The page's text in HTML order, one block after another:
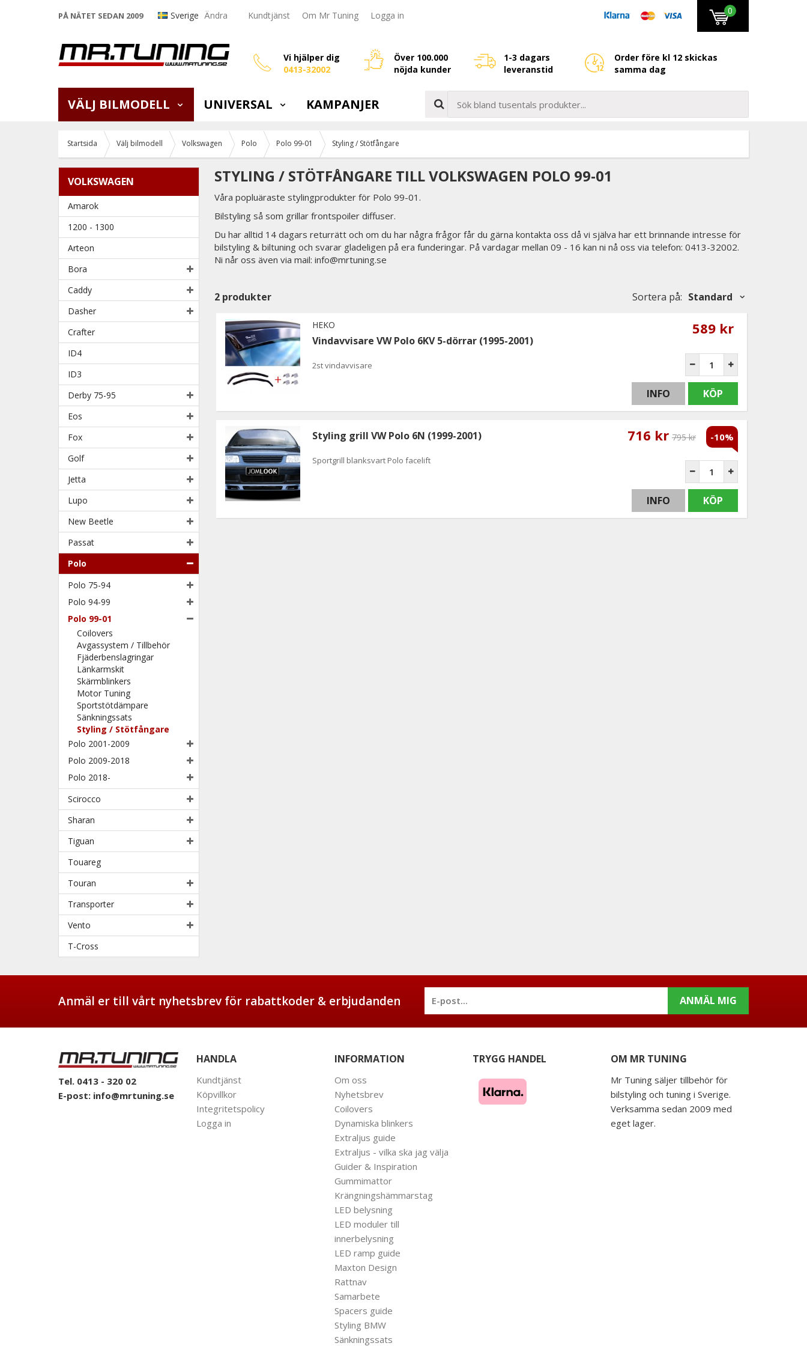
PÅ NÄTET SEDAN 2009 Sverige Ändra Kundtjänst Om Mr Tuning Logga in 0
Vi hjälper dig
0413-32002
Över 100.000
nöjda kunder
1-3 dagars
leveranstid
Order före kl 12 skickas
samma dag
VÄLJ BILMODELL UNIVERSAL KAMPANJER
Startsida Välj bilmodell Volkswagen Polo Polo 99-01 Styling / Stötfångare
VOLKSWAGEN
Amarok
1200 - 1300
Arteon
Bora
Caddy
Dasher
Crafter
ID4
ID3
Derby 75-95
Eos
Fox
Golf
Jetta
Lupo
New Beetle
Passat
Polo
Polo 75-94
Polo 94-99
Polo 99-01
Coilovers
Avgassystem / Tillbehör
Fjäderbenslagringar
Länkarmskit
Skärmblinkers
Motor Tuning
Sportstötdämpare
Sänkningssats
Styling / Stötfångare
Polo 2001-2009
Polo 2009-2018
Polo 2018-
Scirocco
Sharan
Tiguan
Touareg
Touran
Transporter
Vento
T-Cross
STYLING / STÖTFÅNGARE TILL VOLKSWAGEN POLO 99-01
Våra popluäraste stylingprodukter för Polo 99-01.
Bilstyling så som grillar frontspoiler diffuser.
Du har alltid 14 dagars returrätt och om du har några frågor får du gärna kontakta oss då vi själva har ett brinnande intresse för
bilstyling & biltuning och svarar gladeligen på era funderingar. På vardagar mellan 09 - 16 kan ni nå oss via telefon: 0413-32002.
Ni når oss även via mail: info@mrtuning.se
2 produkter Sortera på: Standard
HEKO
Vindavvisare VW Polo 6KV 5-dörrar (1995-2001)
2st vindavvisare
589 kr
INFO KÖP
Styling grill VW Polo 6N (1999-2001)
Sportgrill blanksvart Polo facelift
716 kr 795 kr -10%
INFO KÖP
Anmäl er till vårt nyhetsbrev för rabattkoder & erbjudanden ANMÄL MIG
Tel. 0413 - 320 02
E-post: info@mrtuning.se
HANDLA
Kundtjänst
Köpvillkor
Integritetspolicy
Logga in
INFORMATION
Om oss
Nyhetsbrev
Coilovers
Dynamiska blinkers
Extraljus guide
Extraljus - vilka ska jag välja
Guider & Inspiration
Gummimattor
Krängningshämmarstag
LED belysning
LED moduler till
innerbelysning
LED ramp guide
Maxton Design
Rattnav
Samarbete
Spacers guide
Styling BMW
Sänkningssats
TRYGG HANDEL OM MR TUNING
Mr Tuning säljer tillbehör för
bilstyling och tuning i Sverige.
Verksamma sedan 2009 med
eget lager.